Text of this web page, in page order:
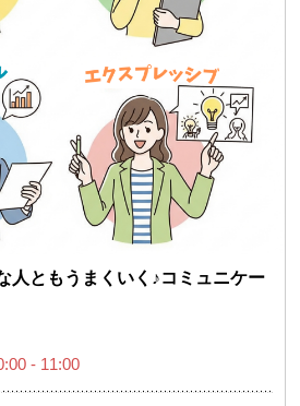
人ともうまくいく♪コミュニケー
- 11:00